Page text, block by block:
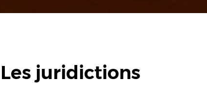
Les juridictions